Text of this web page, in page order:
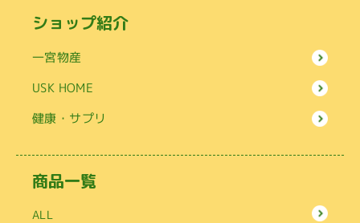
ショップ紹介
一宮物産
USK HOME
健康・サプリ
商品一覧
ALL